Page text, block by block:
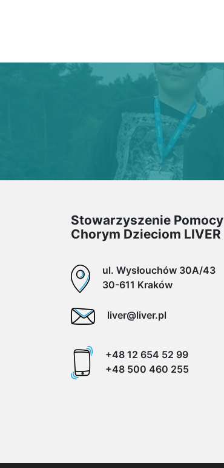
Stowarzyszenie Pomocy
Chorym Dzieciom LIVER
ul. Wysłouchów 30A/43
30-611 Kraków
liver@liver.pl
+48 12 654 52 99
+48 500 460 255